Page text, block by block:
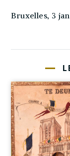
Bruxelles, 3